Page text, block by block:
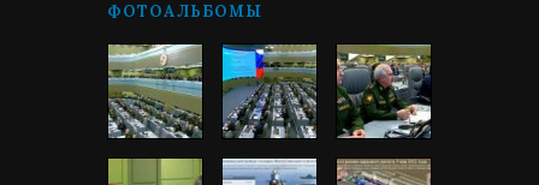
ФОТОАЛЬБОМЫ